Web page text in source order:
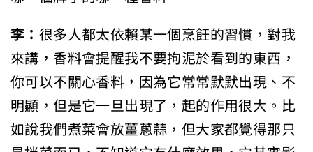
李：很多人都太依賴某一個烹飪的習慣，對我
來講，香料會提醒我不要拘泥於看到的東西，
你可以不關心香料，因為它常常默默出現、不
明顯，但是它一旦出現了，起的作用很大。比
如說我們煮菜會放薑蔥蒜，但大家都覺得那只